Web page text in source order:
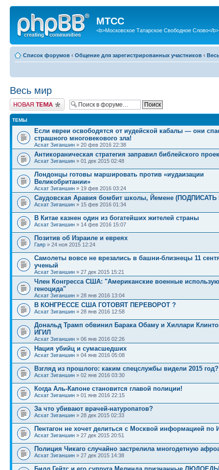
МТСС
<b>Московское Татарское Свободное Слово</b>
Список форумов ‹ Общение для зарегистрированных участников ‹
Весь мир
Новая тема
ТЕМЫ
Если евреи освободятся от иудейской кабалы — они
страшного многовекового зла!
Асхат Зиганшин » 20 фев 2016 22:38
Антикораническая стратегия заправил библейского
Асхат Зиганшин » 01 дек 2015 02:48
Лондонцы готовы маршировать против «иудаизации
Великобритании»
Асхат Зиганшин » 19 фев 2016 03:24
Саудовская Аравия бомбит школы, Йемене
Асхат Зиганшин » 15 фев 2016 01:34
В Китае казнен один из богатейших жителей страны
Асхат Зиганшин » 14 фев 2016 15:07
Позитив об Израиле и евреях
Гаяр » 24 ноя 2015 12:24
Самолеты вовсе не врезались в башни-близнецы 11
ученый
Асхат Зиганшин » 27 дек 2015 15:21
Член Конгресса США: "Американские военные
геноцида"
Асхат Зиганшин » 28 янв 2016 13:04
В КОНГРЕССЕ США ГОТОВЯТ ПЕРЕВОРОТ ?
Асхат Зиганшин » 28 янв 2016 12:58
Дональд Трамп обвинил Барака Обаму и Хиллари
ИГИЛ
Асхат Зиганшин » 06 янв 2016 02:26
Нация убийц и сумасшедших
Асхат Зиганшин » 04 янв 2016 05:08
Взгляд из прошлого: каким спецслужбы видели 2015 год?
Асхат Зиганшин » 02 янв 2016 03:30
Когда Аль-Капоне становится главой полиции!
Асхат Зиганшин » 01 янв 2016 22:15
За что убивают врачей-натуропатов?
Асхат Зиганшин » 28 дек 2015 02:33
Пентагон не хочет делиться с Москвой информацией по
Асхат Зиганшин » 27 дек 2015 20:51
Полиция Чикаго случайно застрелила многодетную
Асхат Зиганшин » 27 дек 2015 14:38
Билл Гейтс и его супруга Мелинда признанные